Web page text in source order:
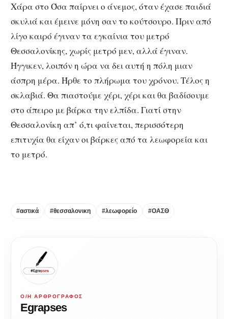
Χάρα στο Όσα παίρνει ο άνεμος, όταν έχασε παιδιά
σκυλιά και έμεινε μόνη σαν το κούτσουρο. Πριν από
λίγο καιρό έγιναν τα εγκαίνια του μετρό
Θεσσαλονίκης, χωρίς μετρό μεν, αλλά έγιναν.
Ήγγικεν, λοιπόν η ώρα να δει αυτή η πόλη μιαν
άσπρη μέρα. Ήρθε το πλήρωμα του χρόνου. Τέλος η
σκλαβιά. Θα πιαστούμε χέρι, χέρι και θα βαδίσουμε
στο άπειρο με βάρκα την ελπίδα. Γιατί στην
Θεσσαλονίκη απ’ ό,τι φαίνεται, περισσότερη
επιτυχία θα είχαν οι βάρκες από τα λεωφορεία και
το μετρό.
#αστικά #θεσσαλονικη #λεωφορείο #ΟΑΣΘ
Ο/Η ΑΡΘΡΟΓΡΆΦΟΣ
Egrapses